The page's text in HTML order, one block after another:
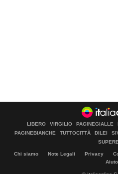
LIBERO VIRGILIO PAGINEGIALLE
PAGINEBIANCHE
TUTTOCITTÀ DILEI
Chi siamo Note Legali Privacy
Aiuto